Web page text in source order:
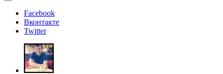
Facebook
Вконтакте
Twitter